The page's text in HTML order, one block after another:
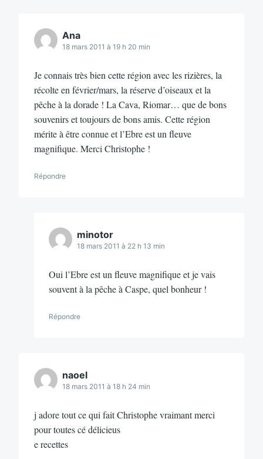
Ana
18 mars 2011 à 19 h 20 min
Je connais très bien cette région avec les rizières, la
récolte en février/mars, la réserve d’oiseaux et la
pêche à la dorade ! La Cava, Riomar… que de bons
souvenirs et toujours de bons amis. Cette région
mérite à être connue et l’Ebre est un fleuve
magnifique. Merci Christophe !
Répondre
minotor
18 mars 2011 à 22 h 13 min
Oui l’Ebre est un fleuve magnifique et je vais
souvent à la pêche à Caspe, quel bonheur !
Répondre
naoel
18 mars 2011 à 18 h 24 min
j adore tout ce qui fait Christophe vraimant merci
pour toutes cé délicieus
e recettes